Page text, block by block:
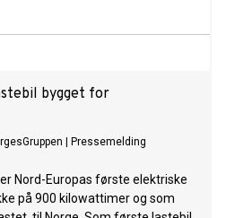
bygget for
Pressemelding
Nord-Europas første elektriske
på 900 kilowattimer og som